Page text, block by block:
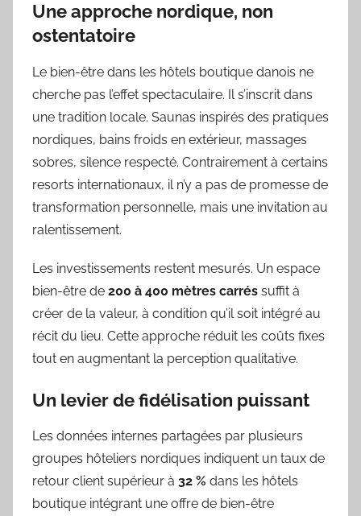
Une approche nordique, non
ostentatoire
Le bien-être dans les hôtels boutique danois ne
cherche pas l’effet spectaculaire. Il s’inscrit dans
une tradition locale. Saunas inspirés des pratiques
nordiques, bains froids en extérieur, massages
sobres, silence respecté. Contrairement à certains
resorts internationaux, il n’y a pas de promesse de
transformation personnelle, mais une invitation au
ralentissement.
Les investissements restent mesurés. Un espace
bien-être de 200 à 400 mètres carrés suffit à
créer de la valeur, à condition qu’il soit intégré au
récit du lieu. Cette approche réduit les coûts fixes
tout en augmentant la perception qualitative.
Un levier de fidélisation puissant
Les données internes partagées par plusieurs
groupes hôteliers nordiques indiquent un taux de
retour client supérieur à 32 % dans les hôtels
boutique intégrant une offre de bien-être